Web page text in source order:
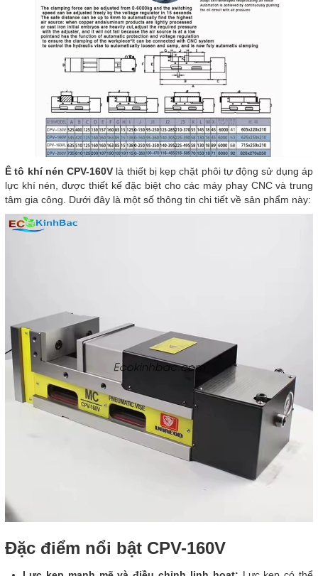
Ê tô khí nén CPV-160V là thiết bị kẹp chặt phôi tự động sử dụng áp
lực khí nén, được thiết kế đặc biệt cho các máy phay CNC và trung
tâm gia công. Dưới đây là một số thông tin chi tiết về sản phẩm này:
Đặc điểm nổi bật CPV-160V